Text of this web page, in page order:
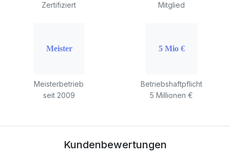
Zertifiziert
Mitglied
Meisterbetrieb
seit 2009
Betriebshaftpflicht
5 Millionen €
Kundenbewertungen